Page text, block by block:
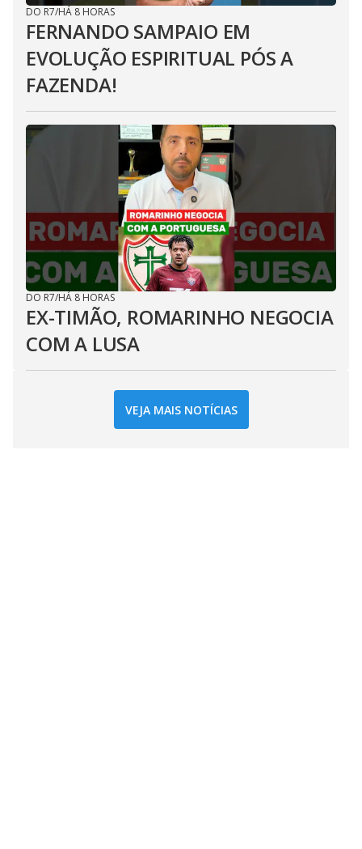
DO R7/HÁ 8 HORAS
FERNANDO SAMPAIO EM
EVOLUÇÃO ESPIRITUAL PÓS A
FAZENDA!
DO R7/HÁ 8 HORAS
EX-TIMÃO, ROMARINHO NEGOCIA
COM A LUSA
VEJA MAIS NOTÍCIAS